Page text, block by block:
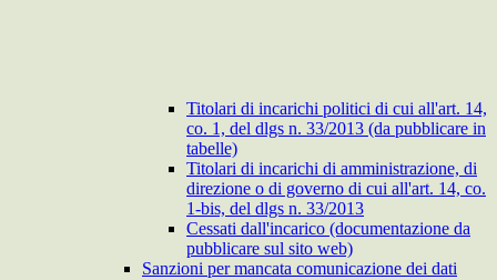
Titolari di incarichi politici di cui all'art. 14,
co. 1, del dlgs n. 33/2013 (da pubblicare in
tabelle)
Titolari di incarichi di amministrazione, di
direzione o di governo di cui all'art. 14, co.
1-bis, del dlgs n. 33/2013
Cessati dall'incarico (documentazione da
pubblicare sul sito web)
Sanzioni per mancata comunicazione dei dati